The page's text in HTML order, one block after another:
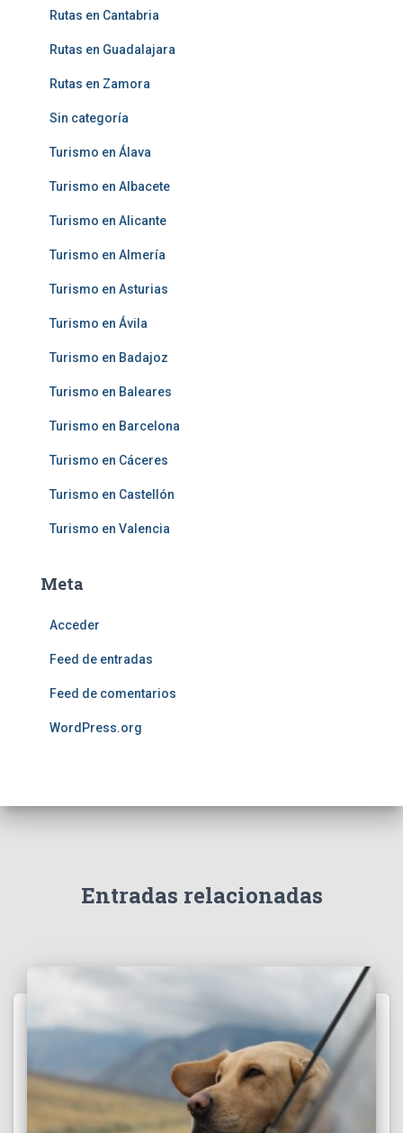
Rutas en Cantabria
Rutas en Guadalajara
Rutas en Zamora
Sin categoría
Turismo en Álava
Turismo en Albacete
Turismo en Alicante
Turismo en Almería
Turismo en Asturias
Turismo en Ávila
Turismo en Badajoz
Turismo en Baleares
Turismo en Barcelona
Turismo en Cáceres
Turismo en Castellón
Turismo en Valencia
Meta
Acceder
Feed de entradas
Feed de comentarios
WordPress.org
Entradas relacionadas